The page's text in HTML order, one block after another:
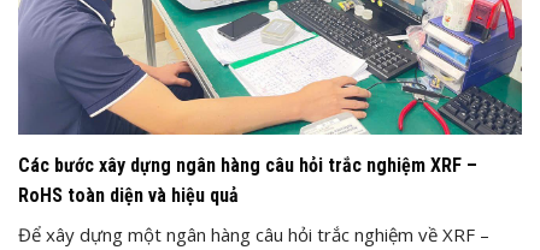
Các bước xây dựng ngân hàng câu hỏi trắc nghiệm XRF –
RoHS toàn diện và hiệu quả
Để xây dựng một ngân hàng câu hỏi trắc nghiệm về XRF –